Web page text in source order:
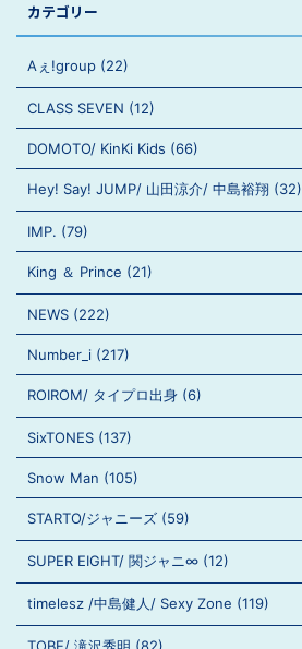
カテゴリー
Aぇ!group (22)
CLASS SEVEN (12)
DOMOTO/ KinKi Kids (66)
Hey! Say! JUMP/ 山田涼介/ 中島裕翔 (32)
IMP. (79)
King ＆ Prince (21)
NEWS (222)
Number_i (217)
ROIROM/ タイプロ出身 (6)
SixTONES (137)
Snow Man (105)
STARTO/ジャニーズ (59)
SUPER EIGHT/ 関ジャニ∞ (12)
timelesz /中島健人/ Sexy Zone (119)